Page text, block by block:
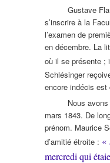
Gustave
s’inscrire à la
l’examen de
en décembre. La
où il se présente ;
Schlésinger
encore indécis
Nous
mars 1843. De
prénom. Maurice
d’amitié étroite : «
mercredi qui